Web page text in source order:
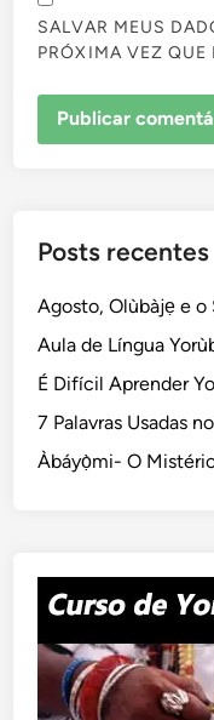
SALVAR MEUS
PRÓXIMA VEZ QUE
Posts recentes
Agosto, Olùbàjẹ e
Aula de Língua
É Difícil Aprender
7 Palavras Usadas
Àbáyọ̀mi- O